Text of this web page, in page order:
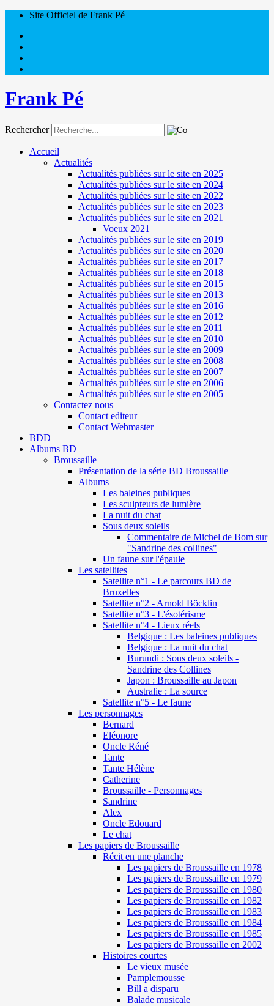
Site Officiel de Frank Pé
Frank Pé
Rechercher
Accueil
Actualités
Actualités publiées sur le site en 2025
Actualités publiées sur le site en 2024
Actualités publiées sur le site en 2022
Actualités publiées sur le site en 2023
Actualités publiées sur le site en 2021
Voeux 2021
Actualités publiées sur le site en 2019
Actualités publiées sur le site en 2020
Actualités publiées sur le site en 2017
Actualités publiées sur le site en 2018
Actualités publiées sur le site en 2015
Actualités publiées sur le site en 2013
Actualités publiées sur le site en 2016
Actualités publiées sur le site en 2012
Actualités publiées sur le site en 2011
Actualités publiées sur le site en 2010
Actualités publiées sur le site en 2009
Actualités publiées sur le site en 2008
Actualités publiées sur le site en 2007
Actualités publiées sur le site en 2006
Actualités publiées sur le site en 2005
Contactez nous
Contact editeur
Contact Webmaster
BDD
Albums BD
Broussaille
Présentation de la série BD Broussaille
Albums
Les baleines publiques
Les sculpteurs de lumière
La nuit du chat
Sous deux soleils
Commentaire de Michel de Bom sur
"Sandrine des collines"
Un faune sur l'épaule
Les satellites
Satellite n°1 - Le parcours BD de
Bruxelles
Satellite n°2 - Arnold Böcklin
Satellite n°3 - L'ésotérisme
Satellite n°4 - Lieux réels
Belgique : Les baleines publiques
Belgique : La nuit du chat
Burundi : Sous deux soleils -
Sandrine des Collines
Japon : Broussaille au Japon
Australie : La source
Satellite n°5 - Le faune
Les personnages
Bernard
Eléonore
Oncle Réné
Tante
Tante Hélène
Catherine
Broussaille - Personnages
Sandrine
Alex
Oncle Edouard
Le chat
Les papiers de Broussaille
Récit en une planche
Les papiers de Broussaille en 1978
Les papiers de Broussaille en 1979
Les papiers de Broussaille en 1980
Les papiers de Broussaille en 1982
Les papiers de Broussaille en 1983
Les papiers de Broussaille en 1984
Les papiers de Broussaille en 1985
Les papiers de Broussaille en 2002
Histoires courtes
Le vieux musée
Pamplemousse
Bill a disparu
Balade musicale